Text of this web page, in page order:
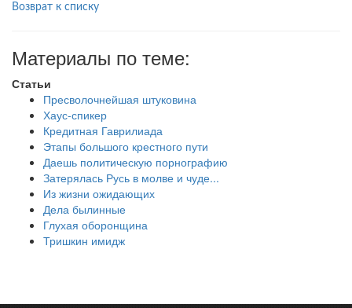
Возврат к списку
Материалы по теме:
Статьи
Пресволочнейшая штуковина
Хаус-спикер
Кредитная Гаврилиада
Этапы большого крестного пути
Даешь политическую порнографию
Затерялась Русь в молве и чуде...
Из жизни ожидающих
Дела былинные
Глухая оборонщина
Тришкин имидж